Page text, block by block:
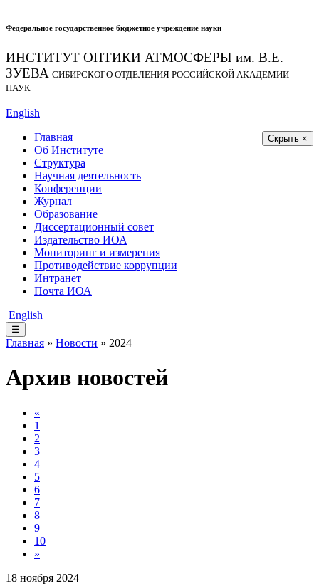
Федеральное государственное бюджетное учреждение науки
ИНСТИТУТ ОПТИКИ АТМОСФЕРЫ им. В.Е.
ЗУЕВА СИБИРСКОГО ОТДЕЛЕНИЯ РОССИЙСКОЙ АКАДЕМИИ
НАУК
English
Скрыть ×
Главная
Об Институте
Структура
Научная деятельность
Конференции
Журнал
Образование
Диссертационный совет
Издательство ИОА
Мониторинг и измерения
Противодействие коррупции
Интранет
Почта ИОА
English
☰
Главная » Новости » 2024
Архив новостей
«
1
2
3
4
5
6
7
8
9
10
»
18 ноября 2024